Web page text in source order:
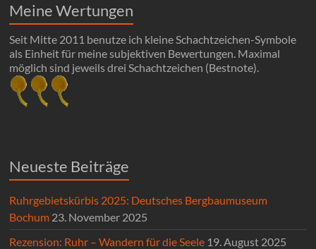
Meine Wertungen
Seit Mitte 2011 benutze ich kleine Schachtzeichen-Symbole
als Einheit für meine subjektiven Bewertungen. Maximal
möglich sind jeweils drei Schachtzeichen (Bestnote).
Neueste Beiträge
Ruhrgebietskürbis 2025: Deutsches Bergbaumuseum
Bochum 23. November 2025
Rezension: Ruhr – Wandern für die Seele 19. August 2025